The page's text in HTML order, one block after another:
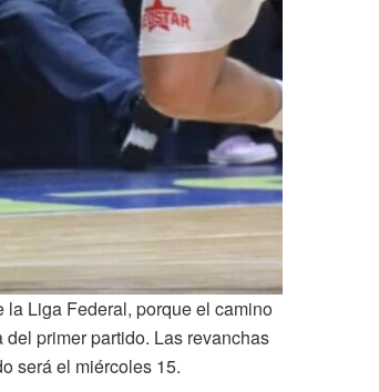
la Liga Federal, porque el camino
primer partido. Las revanchas
será el miércoles 15.